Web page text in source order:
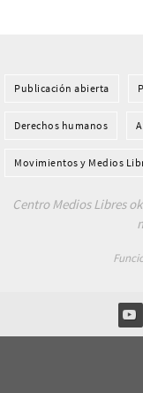
Publicación abierta
Derechos humanos
Movimientos y Medios
Centro Medios Libres